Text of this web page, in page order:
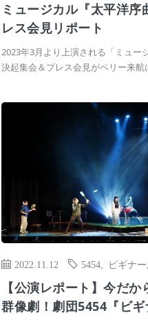
ミュージカル『太平洋序
レス会見リポート
2023年3月より上演される「ミュー
決起集会＆プレス会見がペリー来
2022.11.12 5454 ビギナー
【公演レポート】今だ
群像劇！劇団5454『ビギ